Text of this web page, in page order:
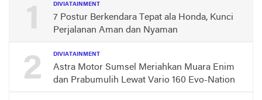
1 DIVIATAINMENT
7 Postur Berkendara Tepat ala Honda, Kunci
Perjalanan Aman dan Nyaman
2 DIVIATAINMENT
Astra Motor Sumsel Meriahkan Muara Enim
dan Prabumulih Lewat Vario 160 Evo-Nation